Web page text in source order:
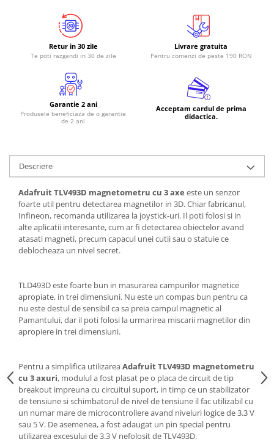
Telecomenzi
Accesorii
Cabluri
Cutii
Sticker
Componente
Butoane, Tastaturi
Condensatoare
Generale
Microcontrollere AVR
PCB - Placute Circuit
Rezistoare
Imprimante 3D
3Doodler
Componente
Componente
Retur in 30 zile
Te poti razgandi in 30 de zile
Livrare gratuita
Pentru comenzi de peste 190 RON
Garantie 2 ani
Produsele beneficiaza de o garantie
de 2 ani
Acceptam cardul de prima
didactica.
Descriere
Adafruit TLV493D magnetometru cu 3 axe este un senzor
foarte util pentru detectarea magnetilor in 3D. Chiar fabricanul,
Infineon, recomanda utilizarea la joystick-uri. Il poti folosi si in
alte aplicatii interesante, cum ar fi detectarea obiectelor avand
atasati magneti, precum capacul unei cutii sau o statuie ce
deblocheaza un nivel secret.
TLD493D este foarte bun in masurarea campurilor magnetice
apropiate, in trei dimensiuni. Nu este un compas bun pentru ca
nu este destul de sensibil ca sa preia campul magnetic al
Pamantului, dar il poti folosi la urmarirea miscarii magnetilor din
apropiere in trei dimensiuni.
Pentru a simplifica utilizareaAdafruit TLV493D magnetometru
cu 3 axuri, modulul a fost plasat pe o placa de circuit de tip
breakout impreuna cu circuitul suport, in timp ce un stabilizator
de tensiune si schimbatorul de nivel de tensiune il fac utilizabil cu
un numar mare de microcontrollere avand niveluri logice de 3.3 V
sau 5 V. De asemenea, a fost adaugat un pin special pentru
utilizarea excesului de 3.3 V nefolosit de TLV493D.